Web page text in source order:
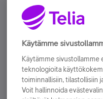
Älä jää paitsi –
Tilaa Telian uutiskirje ja
sähköpostiisi.
Tilaa nyt
Käytämme
Käytämme sivustollamme
teknologioita
toiminnallisiin, tilastollisiin
Voit hallinnoida